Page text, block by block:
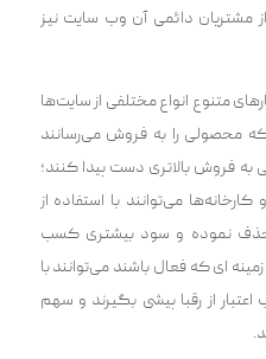
دائمی آن وب سایت نیز
متنوع انواع مختلفی از سایت‌ها
محصولی را به فروش می‌رسانند
فروش بالاتری دست پیدا کنند؛
می‌توانند با استفاده از
نموده و سود بیشتری کسب
ای که فعال باشند می‌توانند با
از رقبا پیشی بگیرند و سهم